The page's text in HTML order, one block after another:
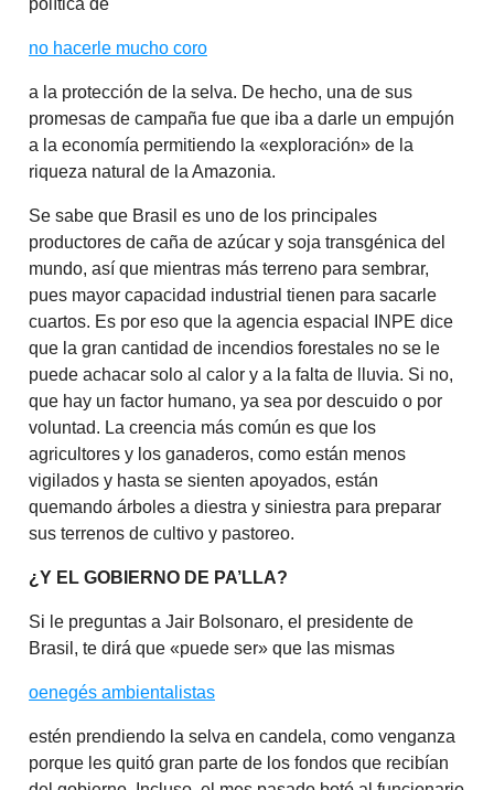
política de
no hacerle mucho coro
a la protección de la selva. De hecho, una de sus
promesas de campaña fue que iba a darle un empujón
a la economía permitiendo la «exploración» de la
riqueza natural de la Amazonia.
Se sabe que Brasil es uno de los principales
productores de caña de azúcar y soja transgénica del
mundo, así que mientras más terreno para sembrar,
pues mayor capacidad industrial tienen para sacarle
cuartos. Es por eso que la agencia espacial INPE dice
que la gran cantidad de incendios forestales no se le
puede achacar solo al calor y a la falta de lluvia. Si no,
que hay un factor humano, ya sea por descuido o por
voluntad. La creencia más común es que los
agricultores y los ganaderos, como están menos
vigilados y hasta se sienten apoyados, están
quemando árboles a diestra y siniestra para preparar
sus terrenos de cultivo y pastoreo.
¿Y EL GOBIERNO DE PA’LLA?
Si le preguntas a Jair Bolsonaro, el presidente de
Brasil, te dirá que «puede ser» que las mismas
oenegés ambientalistas
estén prendiendo la selva en candela, como venganza
porque les quitó gran parte de los fondos que recibían